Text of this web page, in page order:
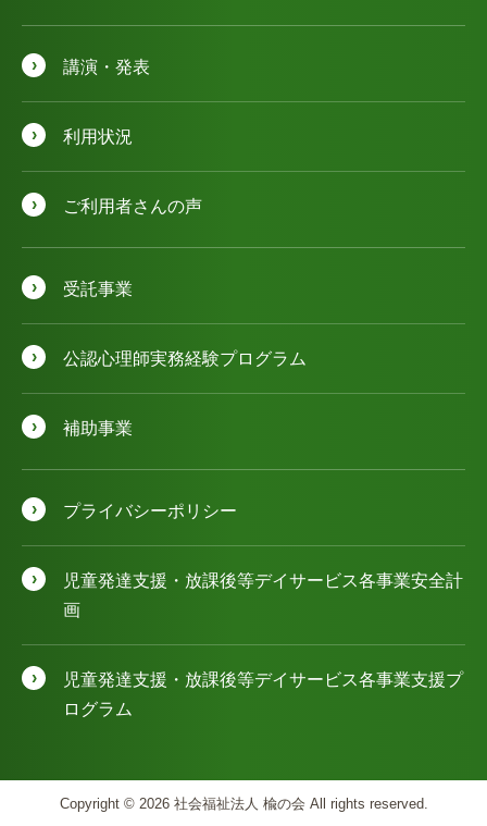
講演・発表
利用状況
ご利用者さんの声
受託事業
公認⼼理師実務経験プログラム
補助事業
プライバシーポリシー
児童発達⽀援・放課後等デイサービス各事業安全計
画
児童発達⽀援・放課後等デイサービス各事業⽀援プ
ログラム
Copyright © 2026 社会福祉法人 楡の会 All rights reserved.